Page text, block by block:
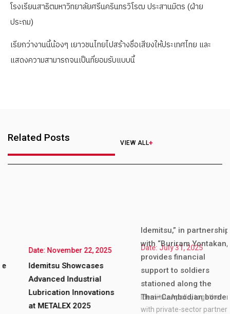
โรงเรียนสาธิตมหาวิทยาลัยศรีนครินทรวิโรฒ ประสานมิตร (ฝ่าย
ประถม)
เรียกว่างานนี้น้องๆ เยาวชนไทยไปสร้างชื่อเสียงให้ประเทศไทย และ
แสดงความสามารถจนเป็นที่ยอมรับแบบนี้
Related Posts VIEW ALL
Date: November 22, 2025
Idemitsu Showcases
Advanced Industrial
Lubrication Innovations
at METALEX 2025
Date: July 31, 2025
Idemitsu,” in partnership
with “Buriram Yontakan,”
provides financial
support to soldiers